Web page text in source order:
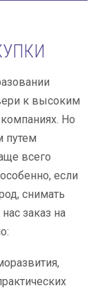
к высоким
Но
путем
всего
если
снимать
заказ на